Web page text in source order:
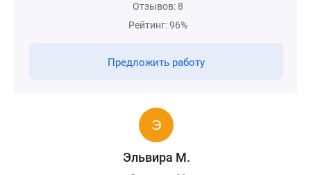
Отзывов: 8
Рейтинг: 96%
Предложить работу
Эльвира М.